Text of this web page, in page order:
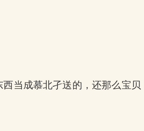
当成慕北孑送的，还那么宝